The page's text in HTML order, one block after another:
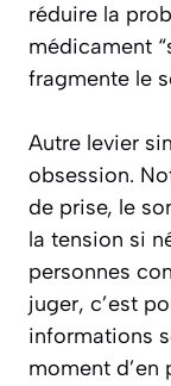
réduire la
médicament
fragmente le
Autre levier
obsession.
de prise, le
la tension si
personnes
juger, c’est
informations
moment d’en